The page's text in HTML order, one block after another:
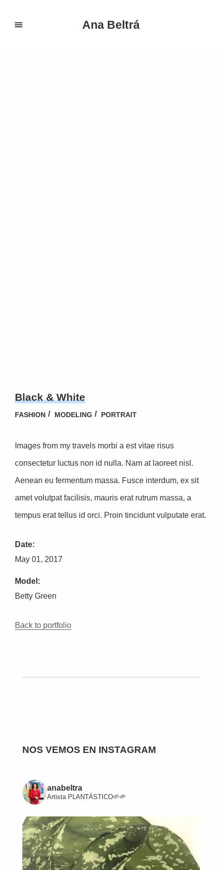
Ana Beltrá
Black & White
FASHION MODELING PORTRAIT
Images from my travels morbi a est vitae risus
consectetur luctus non id nulla. Nam at laoreet nisl.
Aenean eu fermentum massa. Fusce interdum, ex sit
amet volutpat facilisis, mauris erat rutrum massa, a
tempus erat tellus id orci. Proin tincidunt vulputate erat.
Date:
May 01, 2017
Model:
Betty Green
Back to portfolio
NOS VEMOS EN INSTAGRAM
anabeltra
Artista PLANTÁSTICO🌱🌱